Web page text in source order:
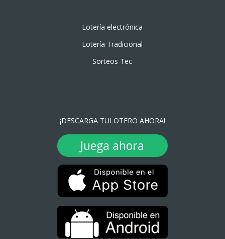
Lotería electrónica
Lotería Tradicional
Sorteos Tec
¡DESCARGA TULOTERO AHORA!
Juega ahora